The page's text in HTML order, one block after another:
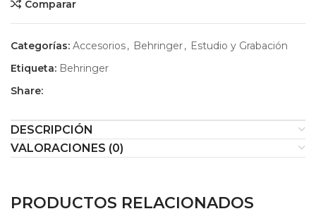
Comparar
Categorías: Accesorios, Behringer, Estudio y Grabación
Etiqueta: Behringer
Share:
DESCRIPCIÓN
VALORACIONES (0)
PRODUCTOS RELACIONADOS